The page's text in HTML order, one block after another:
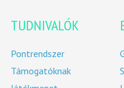
TUDNIVALÓK
Pontrendszer
Támogatóknak